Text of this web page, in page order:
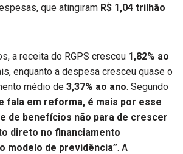
que atingiram R$ 1,04 trilhão
a receita do RGPS cresceu 1,82% ao
enquanto a despesa cresceu quase o
médio de 3,37% ao ano. Segundo
fala em reforma, é mais por esse
de benefícios não para de crescer
direto no financiamento
modelo de previdência”. A